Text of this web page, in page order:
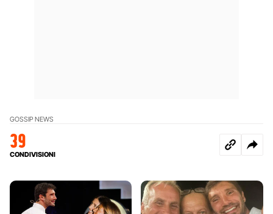
GOSSIP NEWS
39
CONDIVISIONI